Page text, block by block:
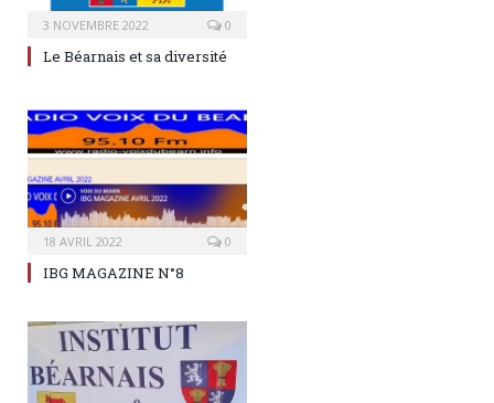
3 NOVEMBRE 2022 0
Le Béarnais et sa diversité
18 AVRIL 2022 0
IBG MAGAZINE N°8